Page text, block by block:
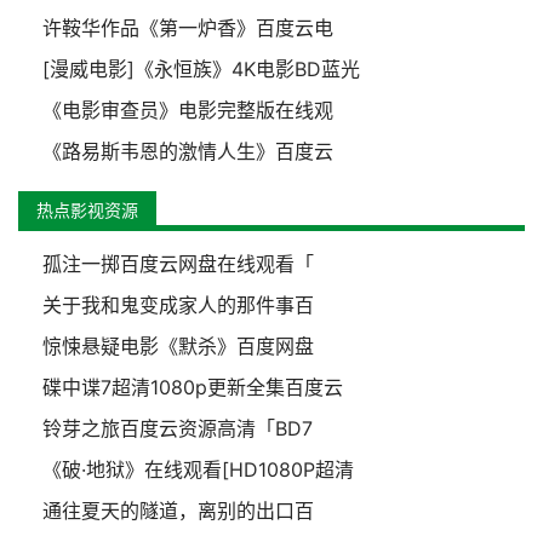
许鞍华作品《第一炉香》百度云电
[漫威电影]《永恒族》4K电影BD蓝光
《电影审查员》电影完整版在线观
《路易斯韦恩的激情人生》百度云
热点影视资源
孤注一掷百度云网盘在线观看「
关于我和鬼变成家人的那件事百
惊悚悬疑电影《默杀》百度网盘
碟中谍7超清1080p更新全集百度云
铃芽之旅百度云资源高清「BD7
《破·地狱》在线观看[HD1080P超清
通往夏天的隧道，离别的出口百